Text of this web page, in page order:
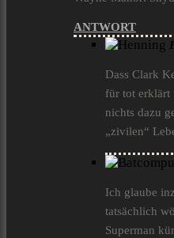
ANTWORT
Dass Clark
für tot erklärt
nichts dazu
„zivilen“
Ich glaube
tatsächlich
Superman